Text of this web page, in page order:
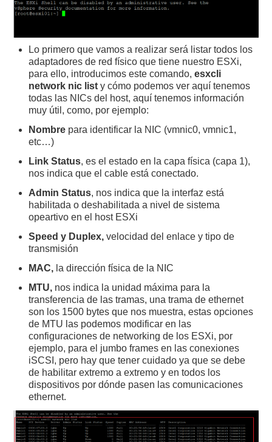
Lo primero que vamos a realizar será listar todos los
adaptadores de red físico que tiene nuestro ESXi,
para ello, introducimos este comando,esxcli
network nic list y cómo podemos ver aquí tenemos
todas las NICs del host, aquí tenemos información
muy útil, como, por ejemplo:
Nombre para identificar la NIC (vmnic0, vmnic1,
etc…)
Link Status, es el estado en la capa física (capa 1),
nos indica que el cable está conectado.
Admin Status, nos indica que la interfaz está
habilitada o deshabilitada a nivel de sistema
opeartivo en el host ESXi
Speed y Duplex,velocidad del enlace y tipo de
transmisión
MAC, la dirección física de la NIC
MTU, nos indica la unidad máxima para la
transferencia de las tramas, una trama de ethernet
son los 1500 bytes que nos muestra, estas opciones
de MTU las podemos modificar en las
configuraciones de networking de los ESXi, por
ejemplo, para el jumbo frames en las conexiones
iSCSI, pero hay que tener cuidado ya que se debe
de habilitar extremo a extremo y en todos los
dispositivos por dónde pasen las comunicaciones
ethernet.